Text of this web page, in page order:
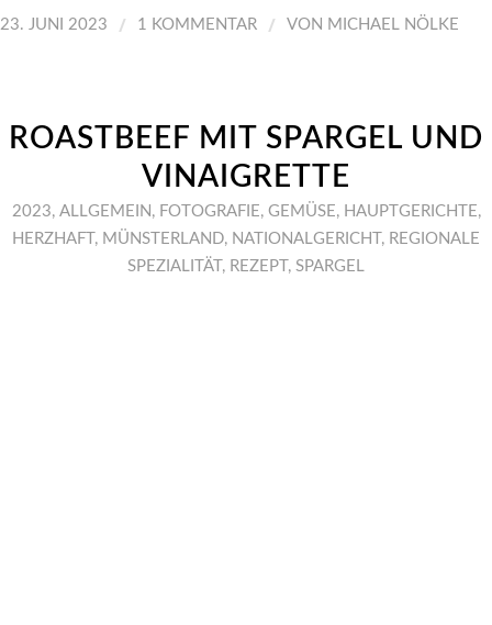
23. JUNI 2023 / 1 KOMMENTAR / VON MICHAEL NÖLKE
ROASTBEEF MIT SPARGEL UND
VINAIGRETTE
2023, ALLGEMEIN , FOTOGRAFIE, GEMÜSE, HAUPTGERICHTE,
HERZHAFT , MÜNSTERLAND, NATIONALGERICHT , REGIONALE
SPEZIALITÄT , REZEPT , SPARGEL